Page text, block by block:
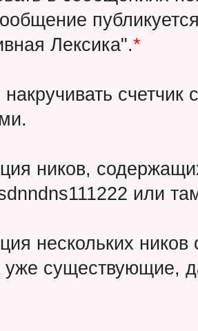
Лексика".*
ников,
или
нескольких
уже существующие,